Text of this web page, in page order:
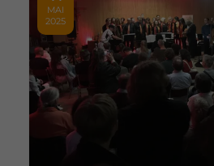
MAI
2025